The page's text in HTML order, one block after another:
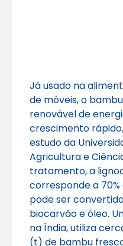
Já usado na
de móveis, o
renovável de
crescimento
estudo da
Agricultura e
tratamento, a
corresponde a
pode ser
biocarvão e óleo.
na Índia, utiliza
(t) de bambu